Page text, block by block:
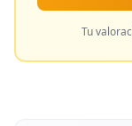
Tu